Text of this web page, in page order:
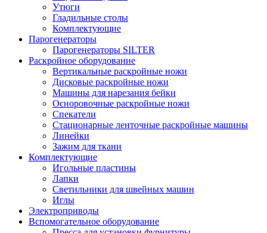
Утюги
Гладильные столы
Комплектующие
Парогенераторы
Парогенераторы SILTER
Раскройное оборудование
Вертикальные раскройные ножи
Дисковые раскройные ножи
Машины для нарезания бейки
Осноровочные раскройные ножи
Спекатели
Стационарные ленточные раскройные машины
Линейки
Зажим для ткани
Комплектующие
Игольные пластины
Лапки
Светильники для швейных машин
Иглы
Электроприводы
Вспомогательное оборудование